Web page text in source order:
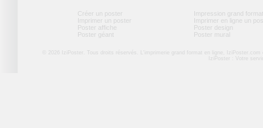
Créer un poster
Imprimer un poster
Poster affiche
Poster géant
Impression grand format
Imprimer en ligne un
Poster design
Poster mural
© 2026 IziPoster. Tous droits réservés. L'imprimerie grand format en ligne,
IziPoster : Votre